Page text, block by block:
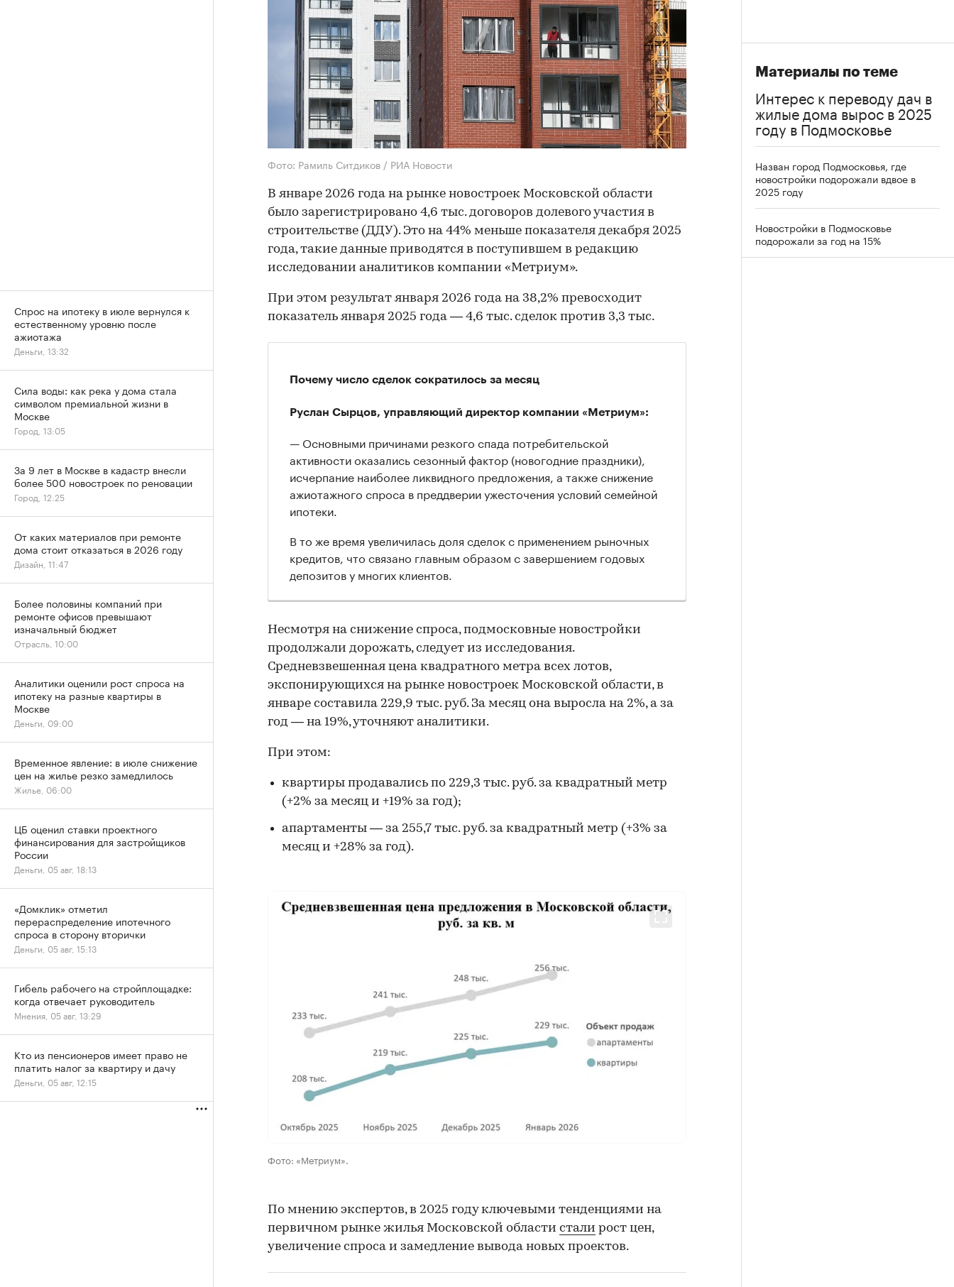
Фото: Рамиль Ситдиков / РИА Новости
В январе 2026 года на рынке новостроек Московской области
было зарегистрировано 4,6 тыс. договоров долевого участия в
строительстве (ДДУ). Это на 44% меньше показателя декабря 2025
года, такие данные приводятся в поступившем в редакцию
исследовании аналитиков компании «Метриум».
При этом результат января 2026 года на 38,2% превосходит
показатель января 2025 года — 4,6 тыс. сделок против 3,3 тыс.
Почему число сделок сократилось за месяц
Руслан Сырцов, управляющий директор компании «Метриум»:
— Основными причинами резкого спада потребительской
активности оказались сезонный фактор (новогодние праздники),
исчерпание наиболее ликвидного предложения, а также снижение
ажиотажного спроса в преддверии ужесточения условий семейной
ипотеки.
В то же время увеличилась доля сделок с применением рыночных
кредитов, что связано главным образом с завершением годовых
депозитов у многих клиентов.
Несмотря на снижение спроса, подмосковные новостройки
продолжали дорожать, следует из исследования.
Средневзвешенная цена квадратного метра всех лотов,
экспонирующихся на рынке новостроек Московской области, в
январе составила 229,9 тыс. руб. За месяц она выросла на 2%, а за
год — на 19%, уточняют аналитики.
При этом:
квартиры продавались по 229,3 тыс. руб. за квадратный метр
(+2% за месяц и +19% за год);
апартаменты — за 255,7 тыс. руб. за квадратный метр (+3% за
месяц и +28% за год).
Фото: «Метриум».
По мнению экспертов, в 2025 году ключевыми тенденциями на
первичном рынке жилья Московской области стали рост цен,
увеличение спроса и замедление вывода новых проектов.
Материалы по теме
Интерес к переводу дач в
жилые дома вырос в 2025
году в Подмосковье
Назван город Подмосковья, где
новостройки подорожали вдвое в
2025 году
Новостройки в Подмосковье
подорожали за год на 15%
Спрос на ипотеку в июле вернулся к
естественному уровню после
ажиотажа
Деньги, 13:32
Сила воды: как река у дома стала
символом премиальной жизни в
Москве
Город, 13:05
За 9 лет в Москве в кадастр внесли
более 500 новостроек по реновации
Город, 12:25
От каких материалов при ремонте
дома стоит отказаться в 2026 году
Дизайн, 11:47
Более половины компаний при
ремонте офисов превышают
изначальный бюджет
Отрасль, 10:00
Аналитики оценили рост спроса на
ипотеку на разные квартиры в
Москве
Деньги, 09:00
Временное явление: в июле снижение
цен на жилье резко замедлилось
Жилье, 06:00
ЦБ оценил ставки проектного
финансирования для застройщиков
России
Деньги, 05 авг, 18:13
«Домклик» отметил
перераспределение ипотечного
спроса в сторону вторички
Деньги, 05 авг, 15:13
Гибель рабочего на стройплощадке:
когда отвечает руководитель
Мнения, 05 авг, 13:29
Кто из пенсионеров имеет право не
платить налог за квартиру и дачу
Деньги, 05 авг, 12:15